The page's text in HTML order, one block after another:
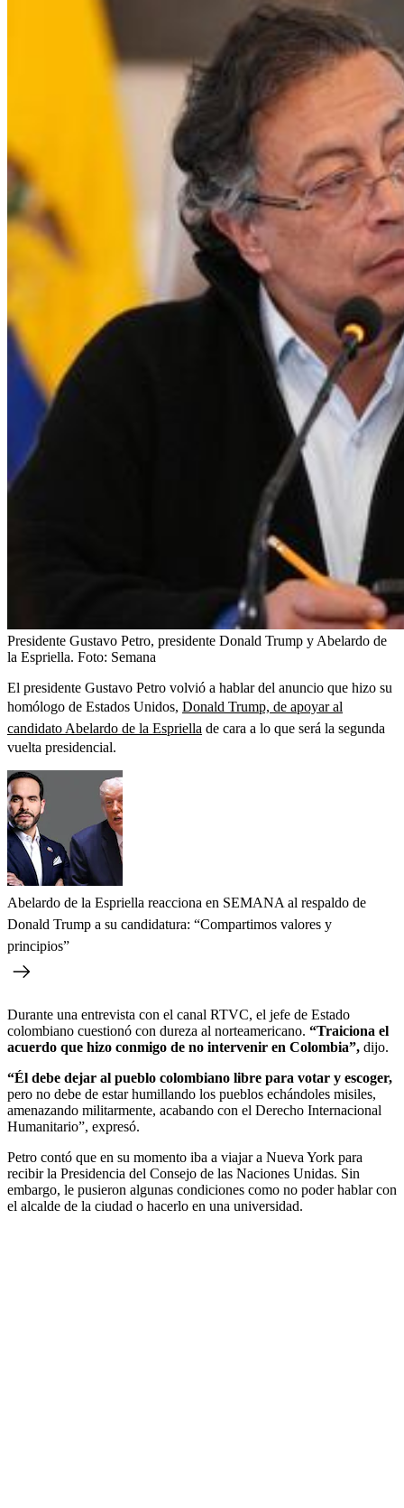
Presidente Gustavo Petro, presidente Donald Trump y Abelardo de
la Espriella. Foto: Semana
El presidente Gustavo Petro volvió a hablar del anuncio que hizo su
homólogo de Estados Unidos, Donald Trump, de apoyar al
candidato Abelardo de la Espriella de cara a lo que será la segunda
vuelta presidencial.
Abelardo de la Espriella reacciona en SEMANA al respaldo de
Donald Trump a su candidatura: “Compartimos valores y
principios”
Durante una entrevista con el canal RTVC, el jefe de Estado
colombiano cuestionó con dureza al norteamericano. “Traiciona el
acuerdo que hizo conmigo de no intervenir en Colombia”, dijo.
“Él debe dejar al pueblo colombiano libre para votar y escoger,
pero no debe de estar humillando los pueblos echándoles misiles,
amenazando militarmente, acabando con el Derecho Internacional
Humanitario”, expresó.
Petro contó que en su momento iba a viajar a Nueva York para
recibir la Presidencia del Consejo de las Naciones Unidas. Sin
embargo, le pusieron algunas condiciones como no poder hablar con
el alcalde de la ciudad o hacerlo en una universidad.